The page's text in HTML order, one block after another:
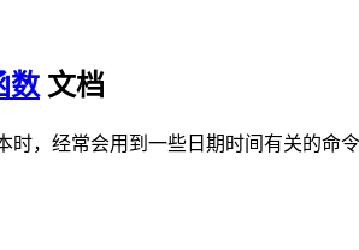
数 文档
时，经常会用到一些日期时间有关的